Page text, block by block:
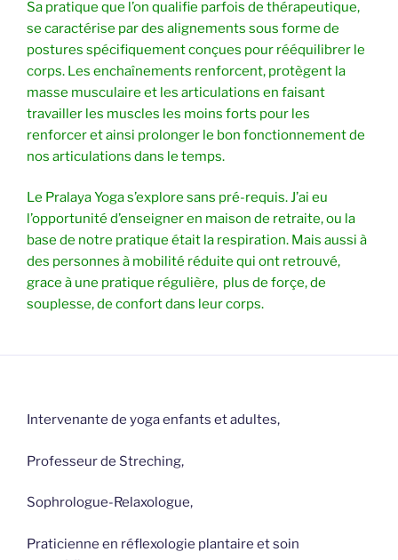
Sa pratique que l’on qualifie parfois de thérapeutique,
se caractérise par des alignements sous forme de
postures spécifiquement conçues pour rééquilibrer le
corps. Les enchaînements renforcent, protègent la
masse musculaire et les articulations en faisant
travailler les muscles les moins forts pour les
renforcer et ainsi prolonger le bon fonctionnement de
nos articulations dans le temps.
Le Pralaya Yoga s’explore sans pré-requis. J’ai eu
l’opportunité d’enseigner en maison de retraite, ou la
base de notre pratique était la respiration. Mais aussi à
des personnes à mobilité réduite qui ont retrouvé,
grace à une pratique régulière, plus de forçe, de
souplesse, de confort dans leur corps.
Intervenante de yoga enfants et adultes,
Professeur de Streching,
Sophrologue-Relaxologue,
Praticienne en réflexologie plantaire et soin